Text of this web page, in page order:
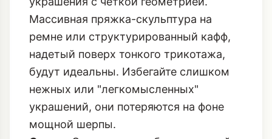
Массивная пряжка-скульптура на
ремне или структурированный кафф,
надетый поверх тонкого трикотажа,
будут идеальны. Избегайте слишком
нежных или "легкомысленных"
украшений, они потеряются на фоне
мощной шерпы.